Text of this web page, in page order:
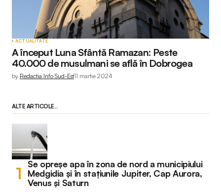
ACTUALITATE
A început Luna Sfântă Ramazan: Peste
40.000 de musulmani se află în Dobrogea
by Redactia Info Sud-Est11 martie 2024
ALTE ARTICOLE...
Se opreșe apa în zona de nord a municipiului
Medgidia și în stațiunile Jupiter, Cap Aurora,
Venus și Saturn